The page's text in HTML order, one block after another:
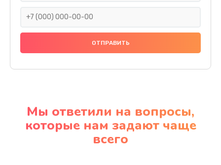
Замена праймера
1000 руб.
Заказать
Профилактическая чистка
Мы ответили на вопросы,
которые нам задают чаще
всего